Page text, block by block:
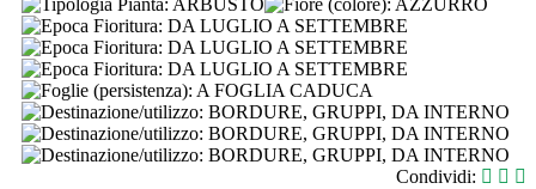
Condividi: